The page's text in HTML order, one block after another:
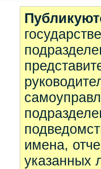
имена,
указанных